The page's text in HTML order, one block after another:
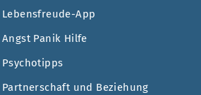
Lebensfreude-App
Angst Panik Hilfe
Psychotipps
Partnerschaft und Beziehung